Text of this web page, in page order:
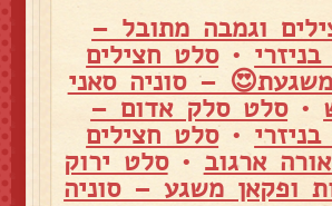
וגמבה מתובל –
•סלט חצילים
– סוניה סאני
•סלט סלק אדום –
•סלט חצילים
ארגוב •סלט ירוק
ופקאן משגע – סוניה